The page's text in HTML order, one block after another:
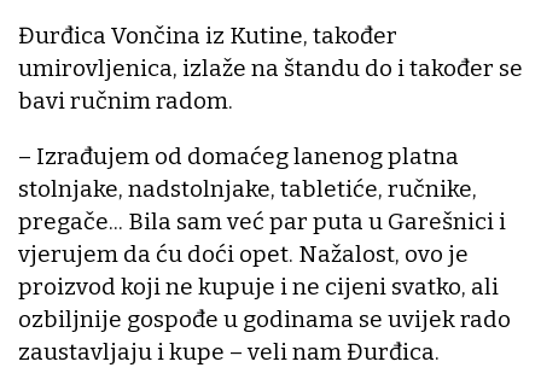
Đurđica Vončina iz Kutine, također
umirovljenica, izlaže na štandu do i također se
bavi ručnim radom.
– Izrađujem od domaćeg lanenog platna
stolnjake, nadstolnjake, tabletiće, ručnike,
pregače... Bila sam već par puta u Garešnici i
vjerujem da ću doći opet. Nažalost, ovo je
proizvod koji ne kupuje i ne cijeni svatko, ali
ozbiljnije gospođe u godinama se uvijek rado
zaustavljaju i kupe – veli nam Đurđica.